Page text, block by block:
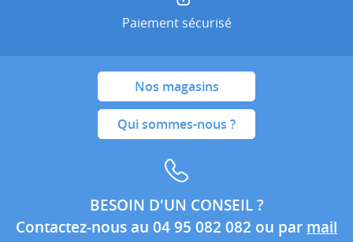
Paiement sécurisé
Nos magasins
Qui sommes-nous ?
BESOIN D'UN CONSEIL ?
Contactez-nous au 04 95 082 082 ou par mail